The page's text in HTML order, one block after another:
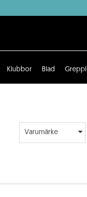
Klubbor Blad
Varumärke